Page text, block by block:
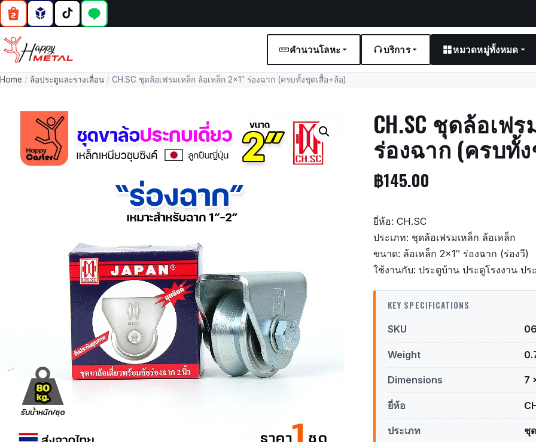
คำนวนโลหะ บริการ หมวดหมู่ทั้งหมด
Home / ล้อประตูและรางเลื่อน / CH.SC ชุดล้อเฟรมเหล็ก ล้อเหล็ก 2×1″ ร่องฉาก (ครบทั้งชุดเสื้อ+ล้อ)
CH.SC ชุดล้อเฟ
ร่องฉาก (ครบทั้
฿145.00
ยี่ห้อ: CH.SC
ประเภท: ชุดล้อเฟรมเหล็ก ล้อเหล็ก
ขนาด: ล้อเหล็ก 2×1″ ร่องฉาก (ร่องวี)
ใช้งานกับ: ประตูบ้าน ประตูโรงงาน ปร
KEY SPECIFICATIONS
SKU
Weight
Dimensions 7
ยี่ห้อ
ประเภท ชุ